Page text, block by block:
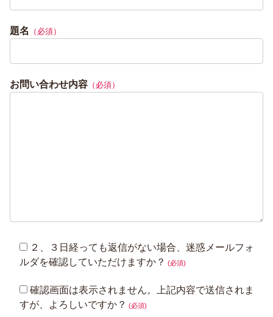
題名 （必須）
お問い合わせ内容 （必須）
２、３日経っても返信がない場合、迷惑メールフォ
ルダを確認していただけますか？ (必須)
確認画面は表示されません。上記内容で送信されま
すが、よろしいですか？ (必須)